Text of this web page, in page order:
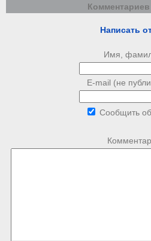
Комментариев
Написать
Имя,
E-mail (не
Сообщить об